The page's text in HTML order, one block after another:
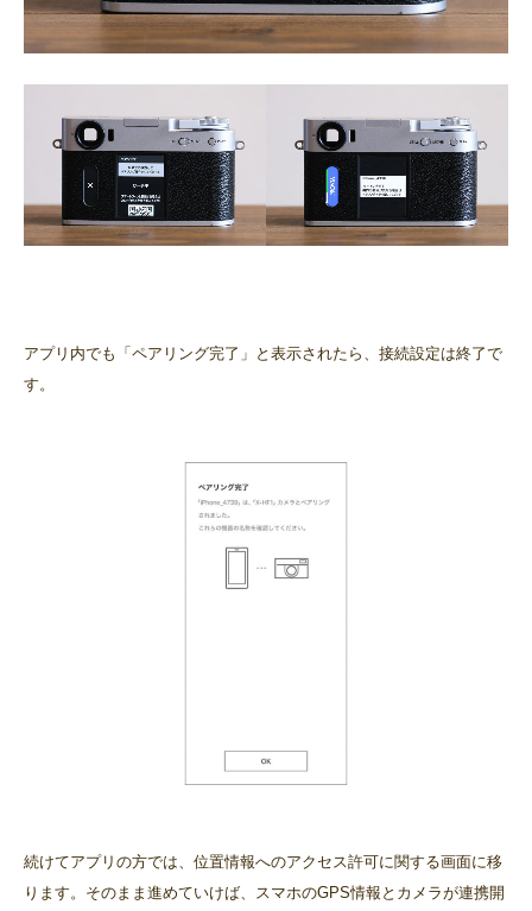
アプリ内でも「ペアリング完了」と表示されたら、接続設定は終了で
す。
続けてアプリの方では、位置情報へのアクセス許可に関する画面に移
ります。そのまま進めていけば、スマホのGPS情報とカメラが連携開